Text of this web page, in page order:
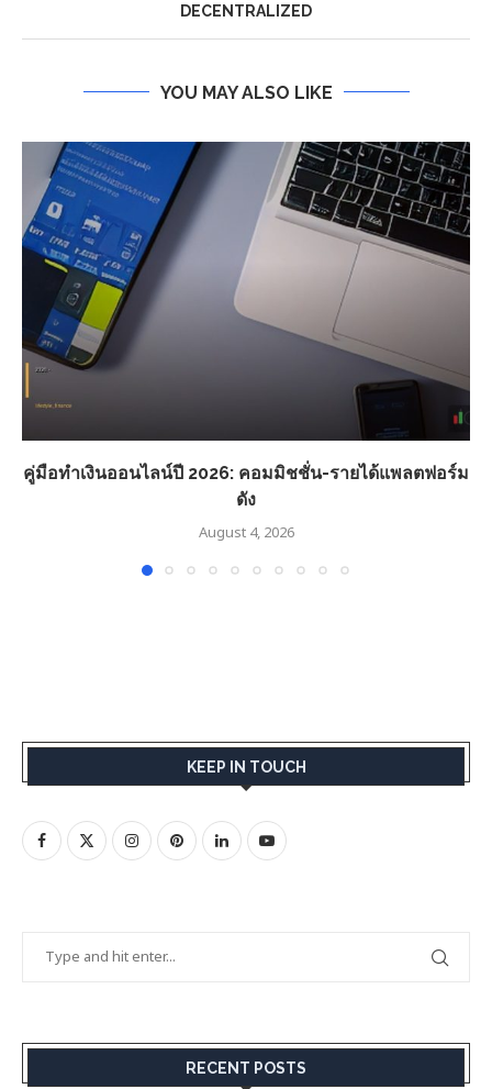
DECENTRALIZED
YOU MAY ALSO LIKE
คู่มือทำเงินออนไลน์ปี 2026: คอมมิชชั่น-รายได้แพลตฟอร์ม
ดัง
August 4, 2026
KEEP IN TOUCH
RECENT POSTS